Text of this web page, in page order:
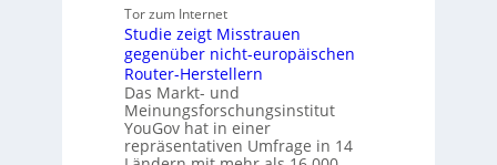
b
a
u
n
d
e
A
u
t
o
m
a
t
Z
u
k
n
f
t
d
e
T
e
a
m
t
r
i
t
t
n
i
v
e
r
s
a
l
Tor zum Internet
Studie zeigt Misstrauen
gegenüber nicht-europäischen
Router-Herstellern
Das Markt- und
Meinungsforschungsinstitut
YouGov hat in einer
repräsentativen Umfrage in 14